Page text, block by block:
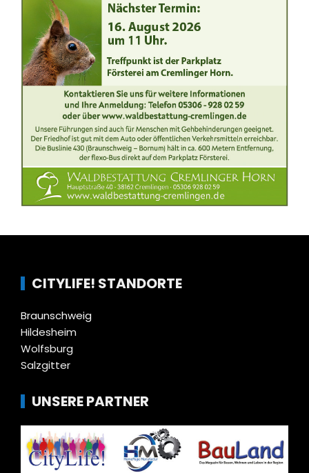
CITYLIFE! STANDORTE
Braunschweig
Hildesheim
Wolfsburg
Salzgitter
UNSERE PARTNER